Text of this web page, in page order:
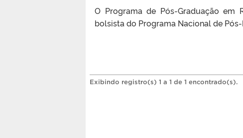
O Programa de Pós-Graduação
bolsista do Programa Nacional de
Exibindo registro(s) 1 a 1 de 1 encontrado(s).